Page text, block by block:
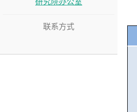
研究院办公室
联系方式